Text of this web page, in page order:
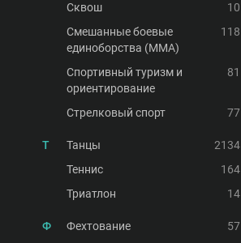
Сквош
10
Смешанные боевые
единоборства (MMA)
118
Спортивный туризм и
ориентирование
81
Стрелковый спорт 77
Т Танцы
2134
Теннис
164
Триатлон
14
Ф Фехтование
57